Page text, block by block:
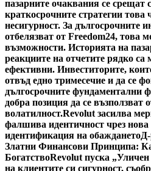
пазарните очаквания се срещат
краткосрочните стратегии това
несигурност. За дългосрочните
отбелязват от Freedom24, това
възможности. Историята на
реакциите на отчетите рядко
ефективни. Инвеститорите,
отвъд едно тримесечие и да се
дългосрочните фундаментални
добра позиция да се възползват
волатилност.Revolut засилва
фалшива идентичност чрез нова
идентификация на обаждането
Златни Финансови Принципа:
БогатствоRevolut пуска
на клиентите си сигурност,